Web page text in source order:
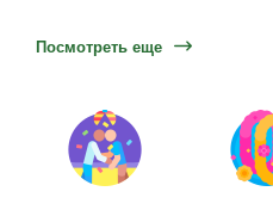
Посмотреть еще